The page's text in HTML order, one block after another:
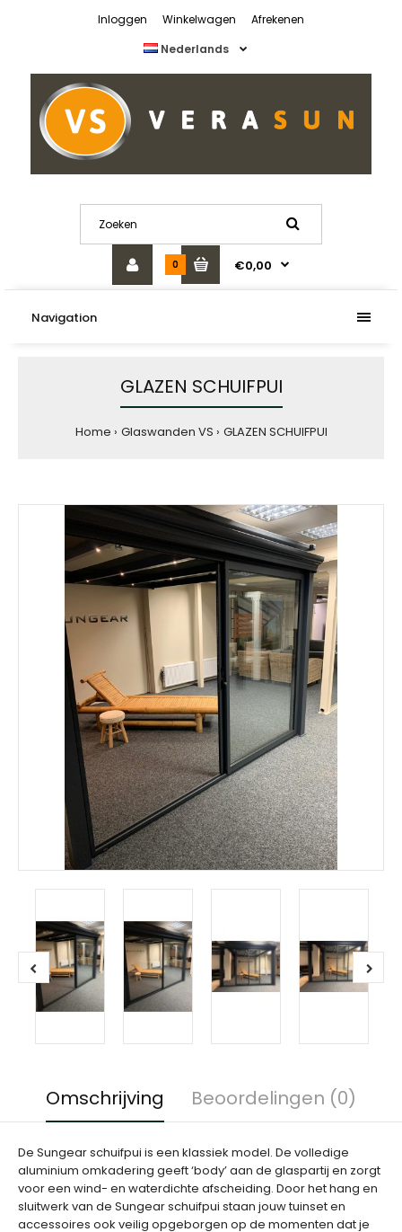
Inloggen Winkelwagen
Afrekenen
Nederlands
0 €0,00
Navigation
GLAZEN SCHUIFPUI
Home Glaswanden VS GLAZEN SCHUIFPUI
Omschrijving Beoordelingen (0)
De Sungear schuifpui is een klassiek model. De volledige
aluminium omkadering geeft ‘body’ aan de glaspartij en zorgt
voor een wind- en waterdichte afscheiding. Door het hang en
sluitwerk van de Sungear schuifpui staan jouw tuinset en
accessoires ook veilig opgeborgen op de momenten dat je